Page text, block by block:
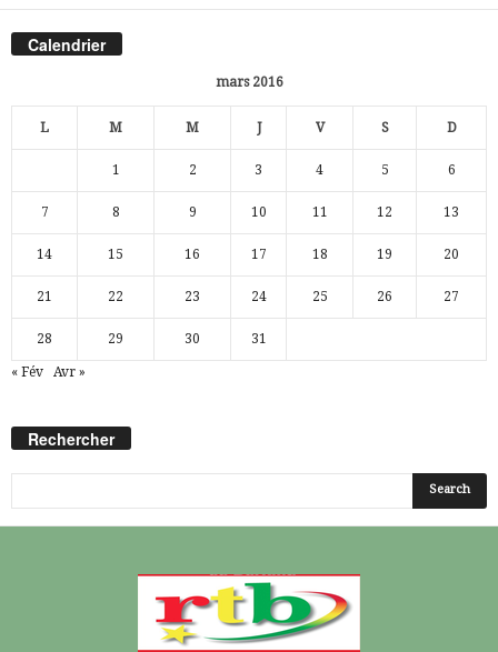
Calendrier
mars 2016
L M M J V S D
1 2 3 4 5 6
7 8 9 10 11 12 13
14 15 16 17 18 19 20
21 22 23 24 25 26 27
28 29 30 31
« Fév Avr »
Rechercher